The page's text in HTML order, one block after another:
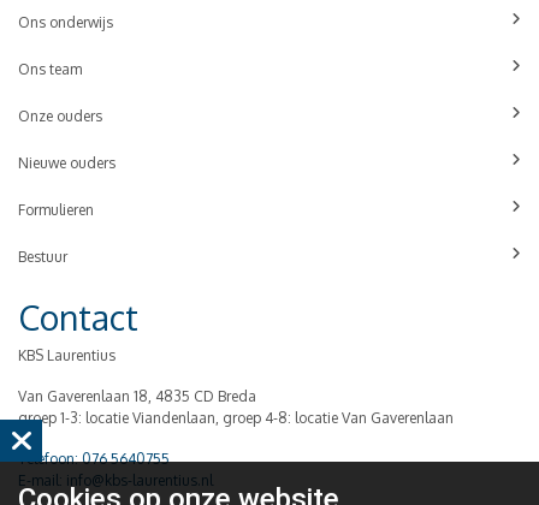
Ons onderwijs
Ons team
Onze ouders
Nieuwe ouders
Formulieren
Bestuur
Contact
KBS Laurentius
Van Gaverenlaan 18, 4835 CD Breda
groep 1-3: locatie Viandenlaan, groep 4-8: locatie Van Gaverenlaan
Telefoon: 076 5640755
E-mail: info@kbs-laurentius.nl